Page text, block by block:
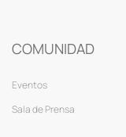
COMUNIDAD
Eventos
Sala de Prensa